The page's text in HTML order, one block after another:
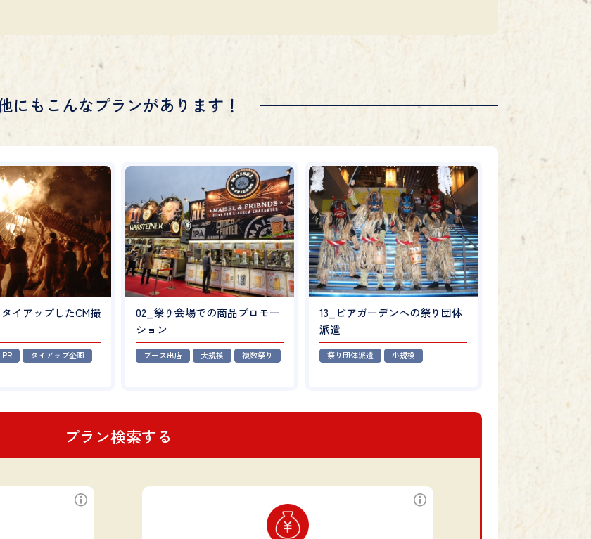
にもこんなプランがあります！
イアップしたCM撮
PR タイアップ企画
02_祭り会場での商品プロモー
ション
ブース出店 大規模 複数祭り
13_ビアガーデンへの祭り団体
派遣
祭り団体派遣 小規模
プラン検索する